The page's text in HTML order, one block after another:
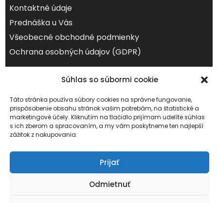
Súhlas so súbormi cookie
Táto stránka používa súbory cookies na správne fungovanie,
prispôsobenie obsahu stránok vašim potrebám, na štatistické a
marketingové účely. Kliknutím na tlačidlo prijímam udelíte súhlas
s ich zberom a spracovaním, a my vám poskytneme ten najlepší
zážitok z nakupovania.
Prijať
Odmietnuť
Kontaktné údaje
Prednáška u Vás
Všeobecné obchodné podmienky
Ochrana osobných údajov (GDPR)
august 2026
1
2
3
4 5 6 7 8
9
10
11 12
17
18 19 20 21 22
23
27